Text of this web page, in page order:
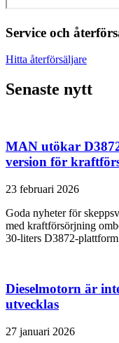
Service och
Hitta återförsäljare
Senaste nytt
MAN utökar
version för
23 februari 2026
Goda nyheter för
med kraftförsörjning
30-liters D3872-
Dieselmotorn är
utvecklas
27 januari 2026